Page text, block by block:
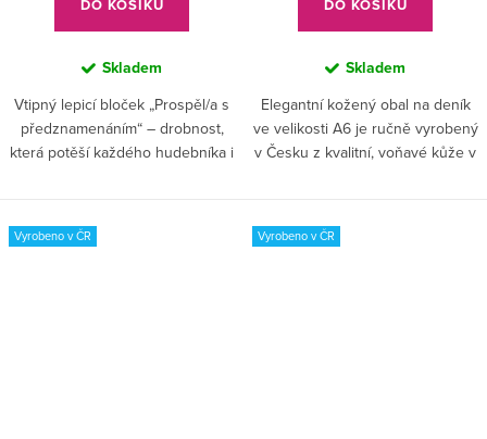
DO KOŠÍKU
Skladem
Vtipný lepicí bloček „Prospěl/a s
předznamenáním“ – drobnost,
která potěší každého hudebníka i
všechny, kdo mají hudbu...
DO KOŠÍKU
Skladem
Elegantní kožený obal na deník
ve velikosti A6 je ručně vyrobený
v Česku z kvalitní, voňavé kůže v
partitury, který mu...
Vyrobeno v ČR Vyrobeno v ČR